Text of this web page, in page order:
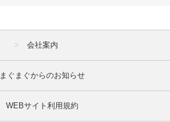
会社案内
まぐまぐからのお知らせ
WEBサイト利用規約